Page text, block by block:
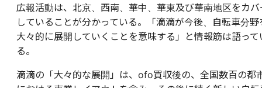
広報活動は、北京、西南、華中、華東及び華南地区をカバ
していることが分かっている。「滴滴が今後、自転車分野
大々的に展開していくことを意味する」と情報筋は語って
る。
滴滴の「大々的な展開」は、ofo買収後の、全国数百の都